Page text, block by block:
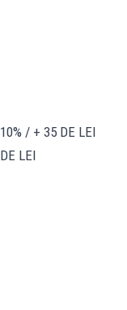
/ + 35 DE LEI
LEI